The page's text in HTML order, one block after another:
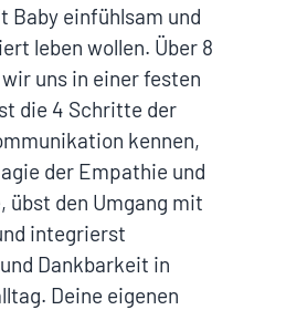
Baby einfühlsam und
leben wollen. Über 8
uns in einer festen
die 4 Schritte der
kennen,
der Empathie und
übst den Umgang mit
integrierst
Dankbarkeit in
Deine eigenen